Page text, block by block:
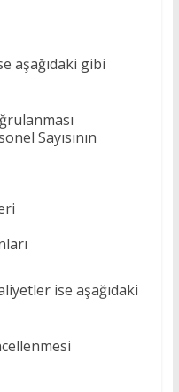
aşağıdaki gibi
Sayısının
ise aşağıdaki